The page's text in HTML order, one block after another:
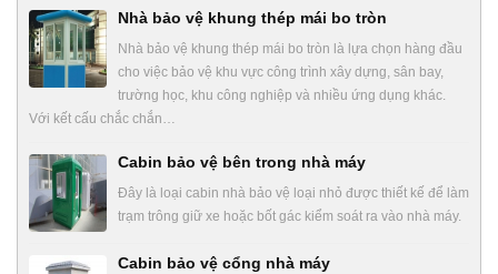
Nhà bảo vệ khung thép mái bo tròn
Nhà bảo vệ khung thép mái bo tròn là lựa chọn hàng đầu
cho việc bảo vệ khu vực công trình xây dựng, sân bay,
trường học, khu công nghiệp và nhiều ứng dụng khác.
Với kết cấu chắc chắn…
Cabin bảo vệ bên trong nhà máy
Đây là loại cabin nhà bảo vệ loại nhỏ được thiết kế để làm
trạm trông giữ xe hoặc bốt gác kiểm soát ra vào nhà máy.
Cabin bảo vệ cổng nhà máy